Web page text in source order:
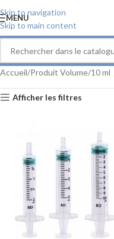
Skip to navigation
Skip to main content
MENU
Accueil Produit Volume 10 ml
Afficher les filtres